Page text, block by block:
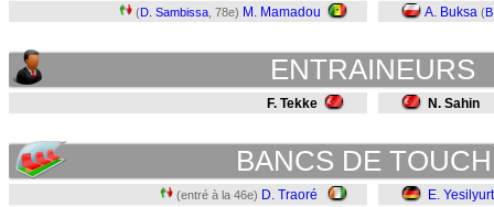
(D. Sambissa , 78e) M. Mamadou A. Buksa (
ENTRAINEURS
F. Tekke N. Sahin
BANCS DE
(entré à la 46e) D. Traoré
E. Yesilyurt